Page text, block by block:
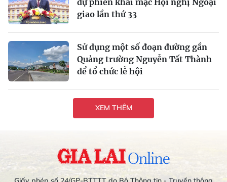
giao lần thứ 33
Sử dụng một số đoạn đường gần
Quảng trường Nguyễn Tất Thành
để tổ chức lễ hội
XEM THÊM